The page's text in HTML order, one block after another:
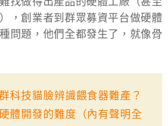
，創業者到群眾募資平台做硬體
問題，他們全都發生了，就像骨
科技貓臉辨識餵食器難產？
體開發的難度（內有聲明全